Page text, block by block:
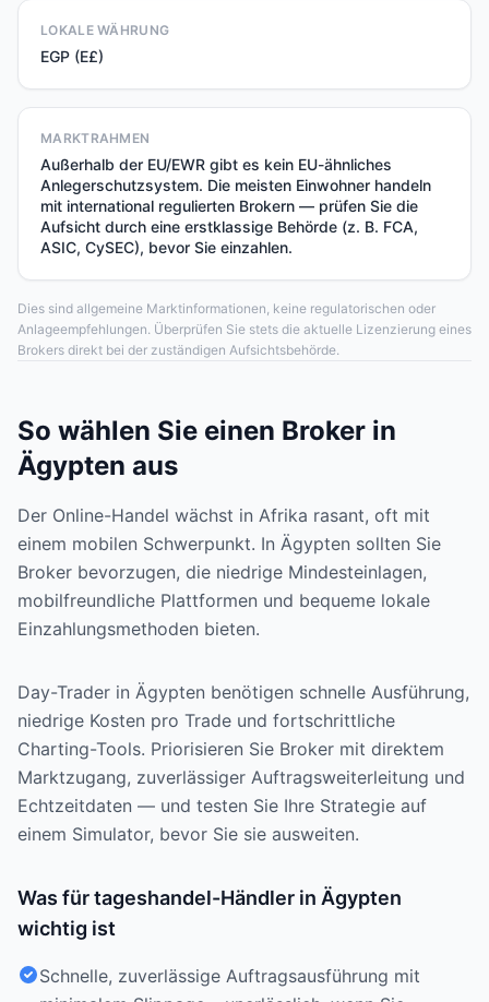
LOKALE WÄHRUNG
EGP (E£)
MARKTRAHMEN
Außerhalb der EU/EWR gibt es kein EU-ähnliches
Anlegerschutzsystem. Die meisten Einwohner handeln
mit international regulierten Brokern — prüfen Sie die
Aufsicht durch eine erstklassige Behörde (z. B. FCA,
ASIC, CySEC), bevor Sie einzahlen.
Dies sind allgemeine Marktinformationen, keine regulatorischen oder
Anlageempfehlungen. Überprüfen Sie stets die aktuelle Lizenzierung eines
Brokers direkt bei der zuständigen Aufsichtsbehörde.
So wählen Sie einen Broker in
Ägypten aus
Der Online-Handel wächst in Afrika rasant, oft mit
einem mobilen Schwerpunkt. In Ägypten sollten Sie
Broker bevorzugen, die niedrige Mindesteinlagen,
mobilfreundliche Plattformen und bequeme lokale
Einzahlungsmethoden bieten.
Day-Trader in Ägypten benötigen schnelle Ausführung,
niedrige Kosten pro Trade und fortschrittliche
Charting-Tools. Priorisieren Sie Broker mit direktem
Marktzugang, zuverlässiger Auftragsweiterleitung und
Echtzeitdaten — und testen Sie Ihre Strategie auf
einem Simulator, bevor Sie sie ausweiten.
Was für tageshandel-Händler in Ägypten
wichtig ist
Schnelle, zuverlässige Auftragsausführung mit